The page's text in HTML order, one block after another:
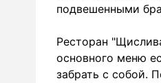
подвешенными
Ресторан
основного меню
забрать с собой.